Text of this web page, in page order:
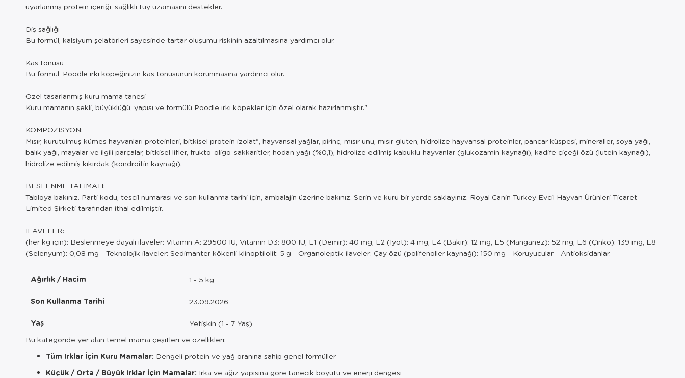
uyarlanmış protein içeriği, sağlıklı tüy uzamasını destekler.
Diş sağlığı
Bu formül, kalsiyum şelatörleri sayesinde tartar oluşumu riskinin azaltılmasına yardımcı olur.
Kas tonusu
Bu formül, Poodle ırkı köpeğinizin kas tonusunun korunmasına yardımcı olur.
Özel tasarlanmış kuru mama tanesi
Kuru mamanın şekli, büyüklüğü, yapısı ve formülü Poodle ırkı köpekler için özel olarak hazırlanmıştır."
KOMPOZİSYON:
Mısır, kurutulmuş kümes hayvanları proteinleri, bitkisel protein izolat*, hayvansal yağlar, pirinç, mısır unu, mısır gluten, hidrolize hayvansal proteinler, pancar küspesi, mineraller, soya yağı,
balık yağı, mayalar ve ilgili parçalar, bitkisel lifler, frukto-oligo-sakkaritler, hodan yağı (%0,1), hidrolize edilmiş kabuklu hayvanlar (glukozamin kaynağı), kadife çiçeği özü (lutein kaynağı),
hidrolize edilmiş kıkırdak (kondroitin kaynağı).
BESLENME TALİMATI:
Tabloya bakınız. Parti kodu, tescil numarası ve son kullanma tarihi için, ambalajin üzerine bakınız. Serin ve kuru bir yerde saklayınız. Royal Canin Turkey Evcil Hayvan Ürünleri Ticaret
Limited Şirketi tarafından ithal edilmiştir.
İLAVELER:
(her kg için): Beslenmeye dayalı ilaveler: Vitamin A: 29500 IU, Vitamin D3: 800 IU, E1 (Demir): 40 mg, E2 (İyot): 4 mg, E4 (Bakır): 12 mg, E5 (Manganez): 52 mg, E6 (Çinko): 139 mg, E8
(Selenyum): 0,08 mg - Teknolojik ilaveler: Sedimanter kökenli klinoptilolit: 5 g - Organoleptik ilaveler: Çay özü (polifenoller kaynağı): 150 mg - Koruyucular - Antioksidanlar.
Ağırlık / Hacim 1 - 5 kg
Son Kullanma Tarihi 23.09.2026
Yaş
Yetişkin (1 - 7 Yaş)
Bu kategoride yer alan temel mama çeşitleri ve özellikleri:
Tüm Irklar İçin Kuru Mamalar: Dengeli protein ve yağ oranına sahip genel formüller
Küçük / Orta / Büyük Irklar İçin Mamalar: Irka ve ağız yapısına göre tanecik boyutu ve enerji dengesi